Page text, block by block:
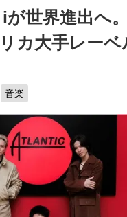
が世界進出へ
カ大手レー
音楽